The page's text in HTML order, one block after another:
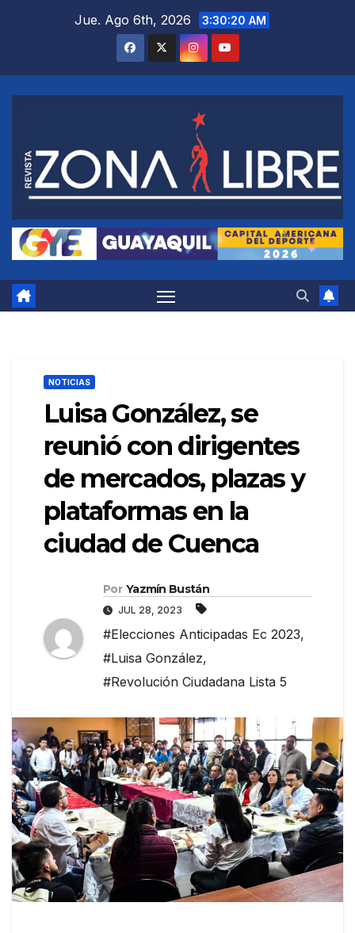
Jue. Ago 6th, 2026 3:30:21 AM
NOTICIAS
Luisa González, se
reunió con dirigentes
de mercados, plazas y
plataformas en la
ciudad de Cuenca
Por Yazmín Bustán
JUL 28, 2023
#Elecciones Anticipadas Ec 2023,
#Luisa González,
#Revolución Ciudadana Lista 5